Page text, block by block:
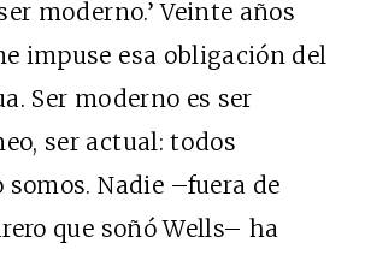
moderno.’ Veinte años
impuse esa obligación del
Ser moderno es ser
ser actual: todos
Nadie –fuera de
que soñó Wells– ha